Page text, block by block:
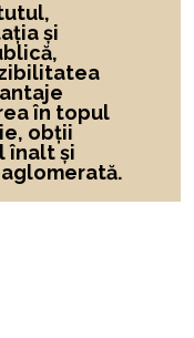
și
în topul
obții
înalt și